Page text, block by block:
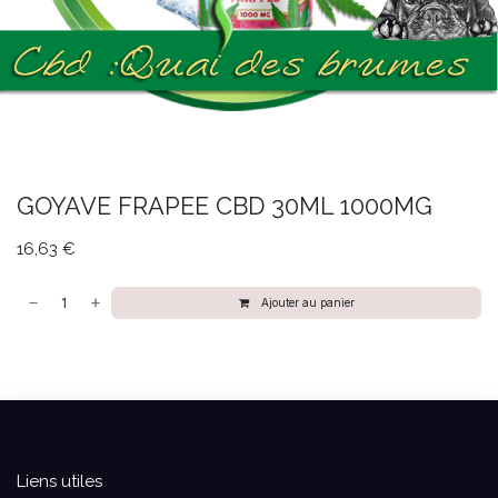
GOYAVE FRAPEE CBD 30ML 1000MG
16,63 €
Ajouter au panier
Liens utiles